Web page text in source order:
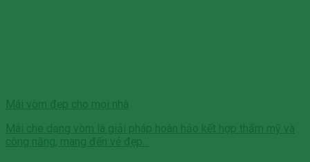
Mái vòm đẹp cho mọi nhà
Mái che dạng vòm là giải pháp hoàn hảo kết hợp thẩm mỹ và
công năng, mang đến vẻ đẹp...